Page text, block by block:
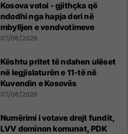
Kosova votoi - gjithçka që
ndodhi nga hapja deri në
mbylljen e vendvotimeve
07/06/2026
Kështu pritet të ndahen ulëset
në legjislaturën e 11-të në
Kuvendin e Kosovës
07/06/2026
Numërimi i votave drejt fundit,
LVV dominon komunat, PDK